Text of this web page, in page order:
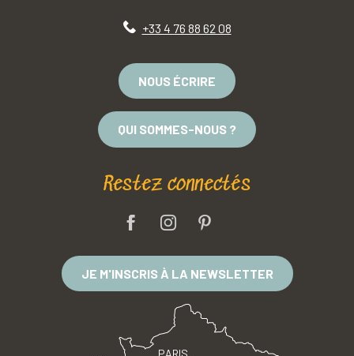
+33 4 76 88 62 08
NOUS ÉCRIRE
QUI SOMMES-NOUS ?
Restez connectés
JE M'INSCRIS À LA NEWSLETTER
PARIS